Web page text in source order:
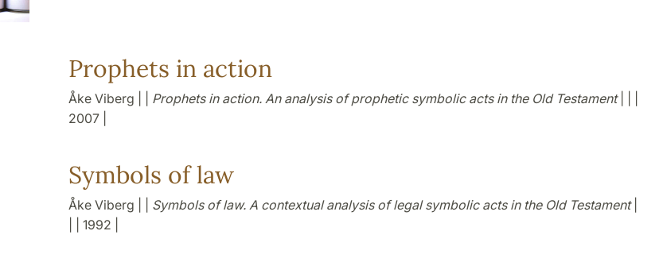
Prophets in action
Åke Viberg | | Prophets in action. An analysis of prophetic symbolic acts in the Old Testament| | |
2007 |
Symbols of law
Åke Viberg | | Symbols of law. A contextual analysis of legal symbolic acts in the Old Testament|
| | 1992 |